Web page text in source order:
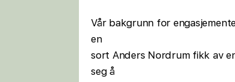
Vår bakgrunn for
en
sort Anders Nordrum fikk av
seg å